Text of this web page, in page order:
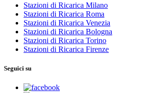
Stazioni di Ricarica Milano
Stazioni di Ricarica Roma
Stazioni di Ricarica Venezia
Stazioni di Ricarica Bologna
Stazioni di Ricarica Torino
Stazioni di Ricarica Firenze
Seguici su